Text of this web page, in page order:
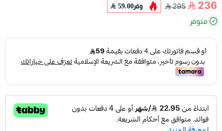
236
295 وفر59.00
متوفر